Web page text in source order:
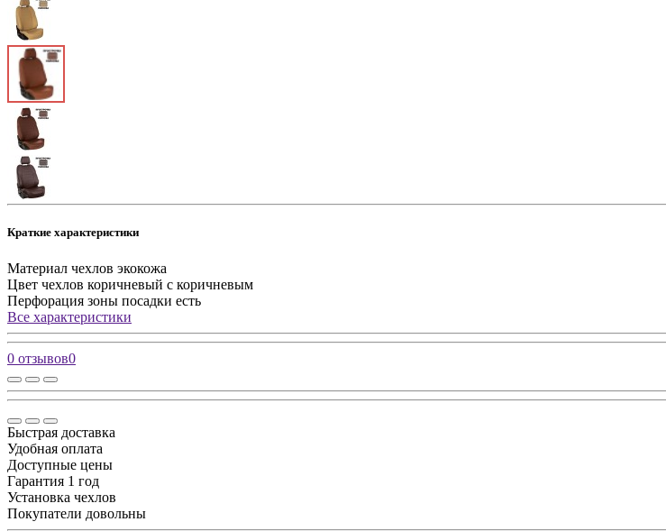
Краткие характеристики
Материал чехлов экокожа
Цвет чехлов коричневый с коричневым
Перфорация зоны посадки есть
Все характеристики
0 отзывов0
Быстрая доставка
Удобная оплата
Доступные цены
Гарантия 1 год
Установка чехлов
Покупатели довольны